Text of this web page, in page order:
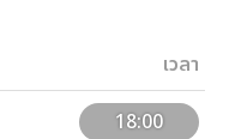
เวลา
18:00